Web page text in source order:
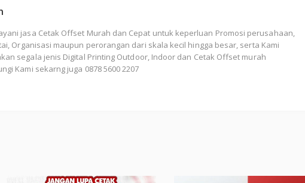
jasa Cetak Offset Murah dan Cepat untuk keperluan Promosi perusahaan,
Organisasi maupun perorangan dari skala kecil hingga besar, serta Kami
segala jenis Digital Printing Outdoor, Indoor dan Cetak Offset murah
Kami sekarng juga 0878 5600 2207